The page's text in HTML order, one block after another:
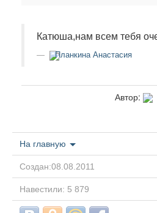
Катюша,нам всем тебя
Планкина Анастасия
Автор:
На главную
Создан:08.08.2011
Навестили: 5 879